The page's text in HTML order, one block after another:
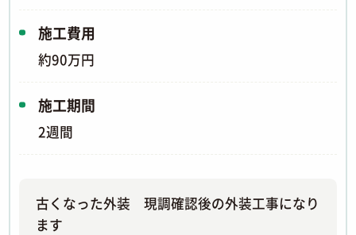
施工費用
約90万円
施工期間
2週間
古くなった外装 現調確認後の外装工事になり
ます